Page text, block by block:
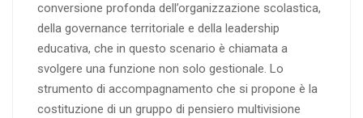
conversione profonda dell’organizzazione scolastica,
della governance territoriale e della leadership
educativa, che in questo scenario è chiamata a
svolgere una funzione non solo gestionale. Lo
strumento di accompagnamento che si propone è la
costituzione di un gruppo di pensiero multivisione